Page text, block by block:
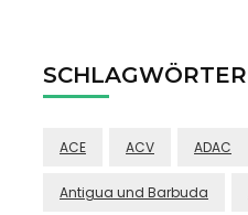
SCHLAGWÖRTER
ACE ACV ADAC
Antigua und Barbuda